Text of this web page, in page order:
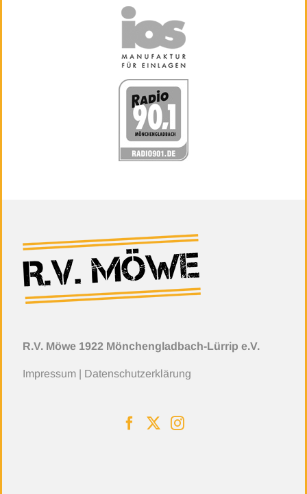
R.V. Möwe 1922 Mönchengladbach-Lürrip e.V.
Impressum | Datenschutzerklärung